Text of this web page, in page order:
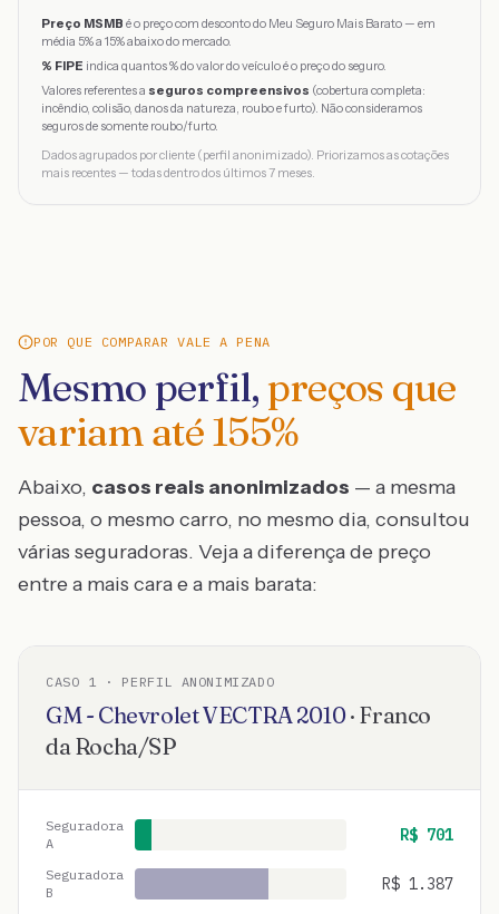
Preço MSMB é o preço com desconto do Meu Seguro Mais Barato — em
média 5% a 15% abaixo do mercado.
% FIPE indica quantos % do valor do veículo é o preço do seguro.
Valores referentes a seguros compreensivos (cobertura completa:
incêndio, colisão, danos da natureza, roubo e furto). Não consideramos
seguros de somente roubo/furto.
Dados agrupados por cliente (perfil anonimizado). Priorizamos as cotações
mais recentes — todas dentro dos últimos 7 meses.
POR QUE COMPARAR VALE A PENA
Mesmo perfil, preços que
variam até155%
Abaixo, casos reais anonimizados — a mesma
pessoa, o mesmo carro, no mesmo dia, consultou
várias seguradoras. Veja a diferença de preço
entre a mais cara e a mais barata:
CASO 1 · PERFIL ANONIMIZADO
GM - ChevroletVECTRA2010· Franco
da Rocha/SP
Seguradora
A
R$ 701
Seguradora
B
R$ 1.387